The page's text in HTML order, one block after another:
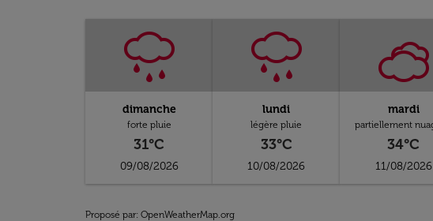
dimanche
forte pluie
31°C
09/08/2026
lundi
légère pluie
33°C
10/08/2026
mardi
partiellement
34°C
11/08/2026
Proposé par: OpenWeatherMap.org